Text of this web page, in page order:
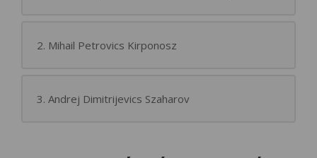
2. Mihail Petrovics Kirponosz
3. Andrej Dimitrijevics Szaharov